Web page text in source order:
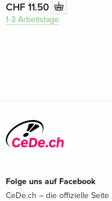
CHF 11.50
1-3 Arbeitstage
Folge uns auf Facebook
CeDe.ch – die offizielle Seite